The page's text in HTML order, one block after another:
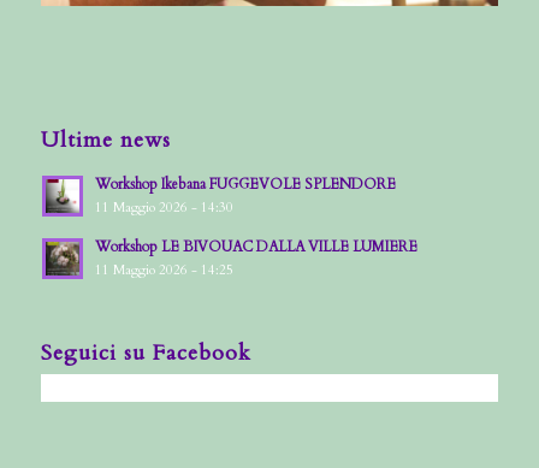
Ultime news
Workshop Ikebana FUGGEVOLE SPLENDORE
11 Maggio 2026 - 14:30
Workshop LE BIVOUAC DALLA VILLE LUMIERE
11 Maggio 2026 - 14:25
Seguici su Facebook